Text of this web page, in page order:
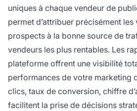
uniques à chaque vendeur de
permet d’attribuer précisément les
prospects à la bonne source de
vendeurs les plus rentables. Les
plateforme offrent une visibilité
performances de votre marketing
clics, taux de conversion, chiffre
facilitent la prise de décisions